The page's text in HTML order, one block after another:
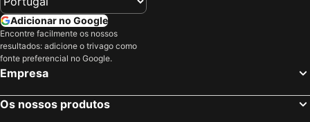
Adicionar no Google
Encontre facilmente os nossos
resultados: adicione o trivago como
fonte preferencial no Google.
Empresa
Os nossos produtos